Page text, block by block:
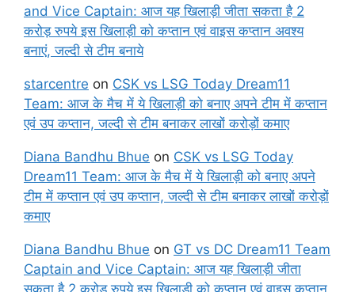
and Vice Captain: आज यह खिलाड़ी जीता सकता है 2
करोड़ रुपये इस खिलाड़ी को कप्तान एवं वाइस कप्तान अवश्य
बनाएं, जल्दी से टीम बनाये
starcentre on CSK vs LSG Today Dream11
Team: आज के मैच में ये खिलाड़ी को बनाए अपने टीम में कप्तान
एवं उप कप्तान, जल्दी से टीम बनाकर लाखों करोड़ों कमाए
Diana Bandhu Bhue on CSK vs LSG Today
Dream11 Team: आज के मैच में ये खिलाड़ी को बनाए अपने
टीम में कप्तान एवं उप कप्तान, जल्दी से टीम बनाकर लाखों करोड़ों
कमाए
Diana Bandhu Bhue on GT vs DC Dream11 Team
Captain and Vice Captain: आज यह खिलाड़ी जीता
सकता है 2 करोड़ रुपये इस खिलाड़ी को कप्तान एवं वाइस कप्तान